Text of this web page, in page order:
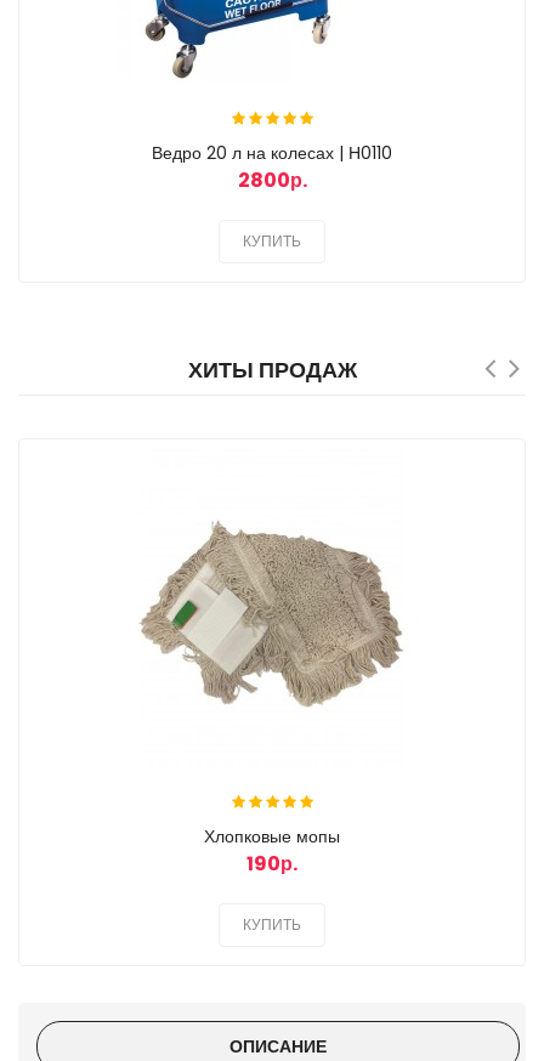
Ведро 20 л на колесах | Н0110
2800р.
КУПИТЬ
ХИТЫ ПРОДАЖ
Хлопковые мопы
190р.
КУПИТЬ
ОПИСАНИЕ